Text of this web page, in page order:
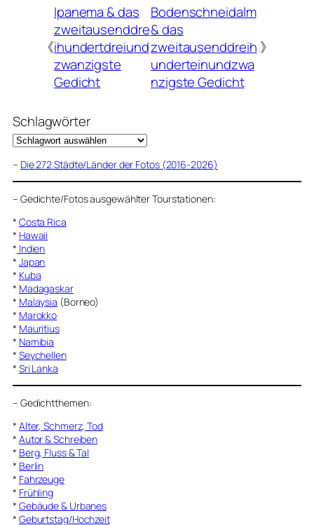
《
Ipanema & das
zweitausenddre
ihundertdreiund
zwanzigste
Gedicht
Bodenschneidalm
& das
zweitausenddreih
underteinundzwa
nzigste Gedicht
》
Schlagwörter
– Die 272 Städte/Länder der Fotos (2016-2026)
– Gedichte/Fotos ausgewählter Tourstationen:
* Costa Rica
* Hawaii
* Indien
* Japan
* Kuba
* Madagaskar
* Malaysia (Borneo)
* Marokko
* Mauritius
* Namibia
* Seychellen
* Sri Lanka
– Gedichtthemen:
* Alter, Schmerz, Tod
* Autor & Schreiben
* Berg, Fluss & Tal
* Berlin
* Fahrzeuge
* Frühling
* Gebäude & Urbanes
* Geburtstag/Hochzeit